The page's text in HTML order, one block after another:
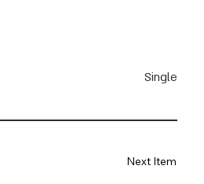
Single
Next Item